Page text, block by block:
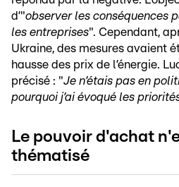
d’"observer les conséquences
les entreprises". Cependant,
Ukraine, des mesures avaient
hausse des prix de l’énergie.
précisé : "Je n’étais pas en
pourquoi j’ai évoqué les
Le pouvoir d'achat
thématisé